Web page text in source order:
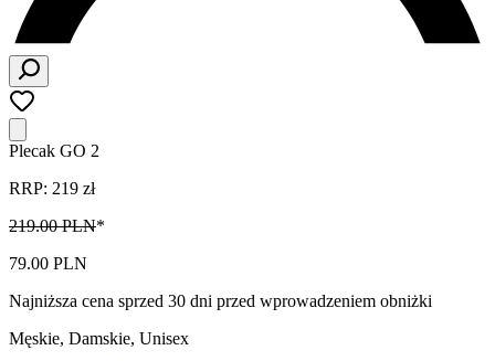
Plecak GO 2
RRP: 219 zł
219.00 PLN*
79.00 PLN
Najniższa cena sprzed 30 dni przed wprowadzeniem obniżki
Męskie, Damskie, Unisex